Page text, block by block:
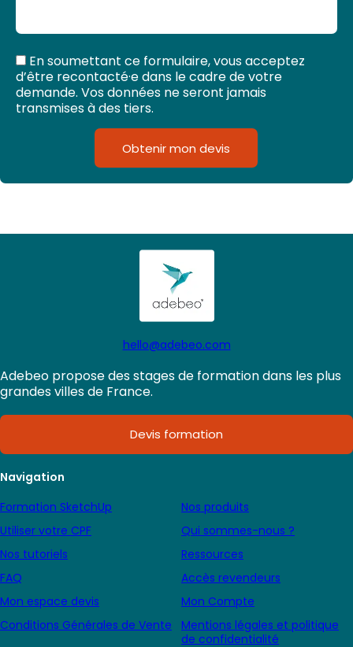
En soumettant ce formulaire, vous acceptez
d’être recontacté·e dans le cadre de votre
demande. Vos données ne seront jamais
transmises à des tiers.
Obtenir mon devis
hello@adebeo.com
Adebeo propose des stages de formation dans les plus
grandes villes de France.
Devis formation
Navigation
Formation SketchUp
Nos produits
Utiliser votre CPF
Qui sommes-nous ?
Nos tutoriels
Ressources
FAQ
Accès revendeurs
Mon espace devis
Mon Compte
Conditions Générales de Vente
Mentions légales et politique
de confidentialité